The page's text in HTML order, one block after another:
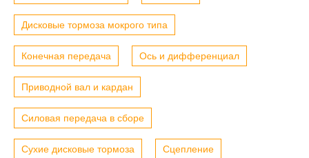
Дисковые тормоза мокрого типа
Конечная передача Ось и дифференциал
Приводной вал и кардан
Силовая передача в сборе
Сухие дисковые тормоза Сцепление